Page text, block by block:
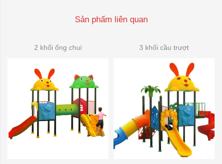
Sản phẩm liên quan
2 khối ống chui 3 khối cầu trượt